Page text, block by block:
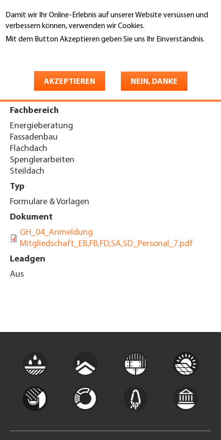
Damit wir Ihr Online-Erlebnis auf unserer Website versüssen und
verbessern können, verwenden wir Cookies.
Mit dem Button Akzeptieren geben Sie uns Ihr Einverständnis.
AKZEPTIEREN NEIN, DANKE
zum
Inhalt
Anmeldung «Mitgliedschaft»
Fachbereich
Energieberatung
Fassadenbau
Flachdach
Spenglerarbeiten
Steildach
Typ
Formulare & Vorlagen
Dokument
GH_04_Anmeldung
Mitgliedschaft_EB,FB,FD,SA,SD_Personal_7.pdf
Leadgen
Aus